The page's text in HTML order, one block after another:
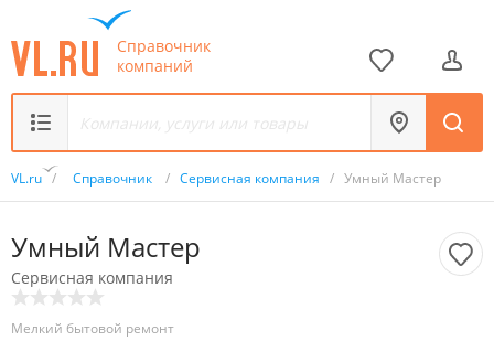
Справочник
компаний
VL.ru / Справочник / Сервисная компания / Умный Мастер
Умный Мастер
Сервисная компания
Мелкий бытовой ремонт